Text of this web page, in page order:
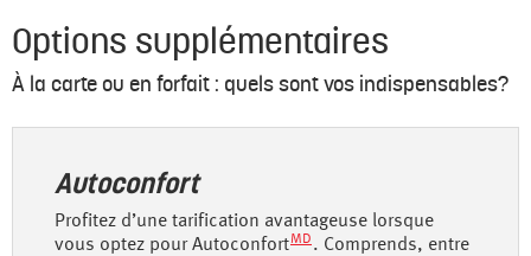
Options supplémentaires
À la carte ou en forfait : quels sont vos indispensables?
Autoconfort
Profitez d’une tarification avantageuse lorsque
vous optez pour AutoconfortMD . Comprends, entre